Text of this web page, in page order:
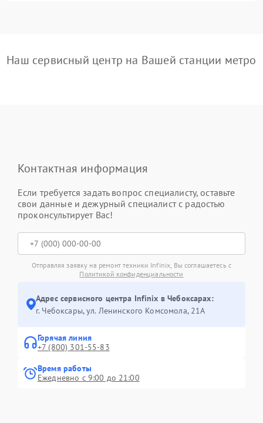
Наш сервисный центр на Вашей станции метро
Контактная информация
Если требуется задать вопрос специалисту, оставьте
свои данные и дежурный специалист с радостью
проконсультирует Вас!
Отправляя заявку на ремонт техники Infinix, Вы соглашаетесь с
Политикой конфиденциальности
Адрес сервисного центра Infinix в Чебоксарах:
г. Чебоксары, ул. Ленинского Комсомола, 21А
Горячая линия
+7 (800) 301-55-83
Время работы
Ежедневно с 9:00 до 21:00